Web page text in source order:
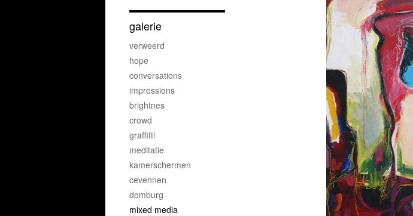
galerie
verweerd
hope
conversations
impressions
brightnes
crowd
graffitti
meditatie
kamerschermen
cevennen
domburg
mixed media